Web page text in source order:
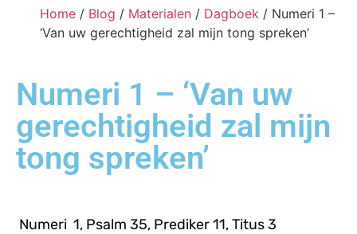
Home / Blog / Materialen / Dagboek / Numeri 1 –
‘Van uw gerechtigheid zal mijn tong spreken’
Numeri 1 – ‘Van uw
gerechtigheid zal mijn
tong spreken’
Numeri 1, Psalm 35, Prediker 11, Titus 3